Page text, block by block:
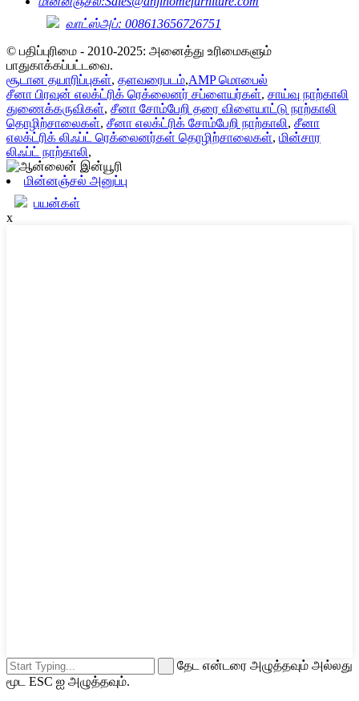
வாட்ஸ்அப்: 008613656726751
© பதிப்புரிமை - 2010-2025: அனைத்து உரிமைகளும்
பாதுகாக்கப்பட்டவை.
சூடான தயாரிப்புகள், தளவரைபடம்,AMP மொபைல்
சீனா பிரவுன் எலக்ட்ரிக் ரெக்லைனர் சப்ளையர்கள், சாய்வு நாற்காலி
துணைக்கருவிகள், சீனா சோம்பேறி தரை விளையாட்டு நாற்காலி
தொழிற்சாலைகள், சீனா எலக்ட்ரிக் சோம்பேறி நாற்காலி, சீனா
எலக்ட்ரிக் லிஃப்ட் ரெக்லைனர்கள் தொழிற்சாலைகள், மின்சார
லிஃப்ட் நாற்காலி,
மின்னஞ்சல் அனுப்பு
பயன்கள்
x
தேட என்டரை அழுத்தவும் அல்லது
மூட ESC ஐ அழுத்தவும்.